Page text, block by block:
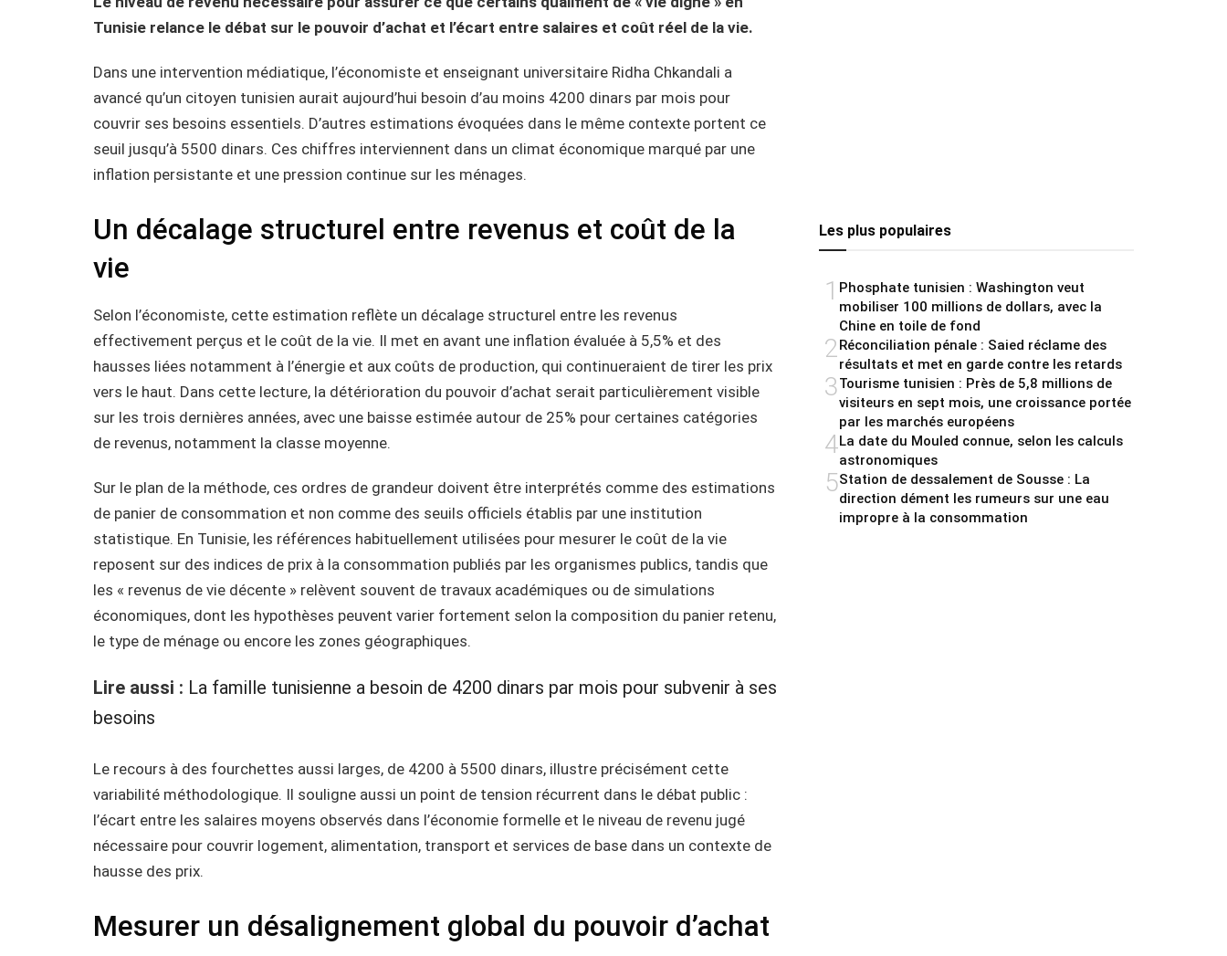
Tunisie relance le débat sur le pouvoir d’achat et l’écart entre salaires et coût réel de la vie.
Dans une intervention médiatique, l’économiste et enseignant universitaire Ridha Chkandali a
avancé qu’un citoyen tunisien aurait aujourd’hui besoin d’au moins 4200 dinars par mois pour
couvrir ses besoins essentiels. D’autres estimations évoquées dans le même contexte portent ce
seuil jusqu’à 5500 dinars. Ces chiffres interviennent dans un climat économique marqué par une
inflation persistante et une pression continue sur les ménages.
Un décalage structurel entre revenus et coût de la
vie
Selon l’économiste, cette estimation reflète un décalage structurel entre les revenus
effectivement perçus et le coût de la vie. Il met en avant une inflation évaluée à 5,5% et des
hausses liées notamment à l’énergie et aux coûts de production, qui continueraient de tirer les prix
vers le haut. Dans cette lecture, la détérioration du pouvoir d’achat serait particulièrement visible
sur les trois dernières années, avec une baisse estimée autour de 25% pour certaines catégories
de revenus, notamment la classe moyenne.
Sur le plan de la méthode, ces ordres de grandeur doivent être interprétés comme des estimations
de panier de consommation et non comme des seuils officiels établis par une institution
statistique. En Tunisie, les références habituellement utilisées pour mesurer le coût de la vie
reposent sur des indices de prix à la consommation publiés par les organismes publics, tandis que
les « revenus de vie décente » relèvent souvent de travaux académiques ou de simulations
économiques, dont les hypothèses peuvent varier fortement selon la composition du panier retenu,
le type de ménage ou encore les zones géographiques.
Lire aussi : La famille tunisienne a besoin de 4200 dinars par mois pour subvenir à ses
besoins
Le recours à des fourchettes aussi larges, de 4200 à 5500 dinars, illustre précisément cette
variabilité méthodologique. Il souligne aussi un point de tension récurrent dans le débat public :
l’écart entre les salaires moyens observés dans l’économie formelle et le niveau de revenu jugé
nécessaire pour couvrir logement, alimentation, transport et services de base dans un contexte de
hausse des prix.
Mesurer un désalignement global du pouvoir d’achat
Les plus populaires
1 Phosphate tunisien : Washington veut
mobiliser 100 millions de dollars, avec la
Chine en toile de fond
2Réconciliation pénale : Saied réclame des
résultats et met en garde contre les retards
3Tourisme tunisien : Près de 5,8 millions de
visiteurs en sept mois, une croissance portée
par les marchés européens
4La date du Mouled connue, selon les calculs
astronomiques
5Station de dessalement de Sousse : La
direction dément les rumeurs sur une eau
impropre à la consommation